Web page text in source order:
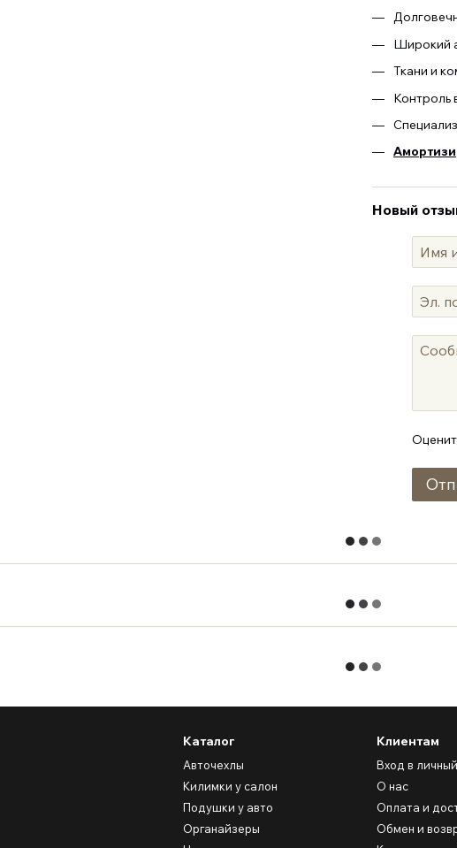
Широкий
Ткани и
Контроль
Новый
Каталог
Авточехлы
Килимки у салон
Подушки у авто
Органайзеры
Клиентам
Вход в
О нас
Оплата и
Обмен и